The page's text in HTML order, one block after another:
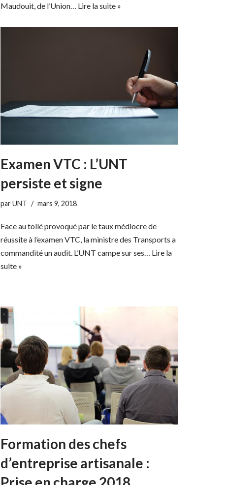
Maudouit, de l’Union… Lire la suite »
Examen VTC : L’UNT
persiste et signe
parUNT mars 9, 2018
Face au tollé provoqué par le taux médiocre de
réussite à l’examen VTC, la ministre des Transports a
commandité un audit. L’UNT campe sur ses… Lire la
suite »
Formation des chefs
d’entreprise artisanale :